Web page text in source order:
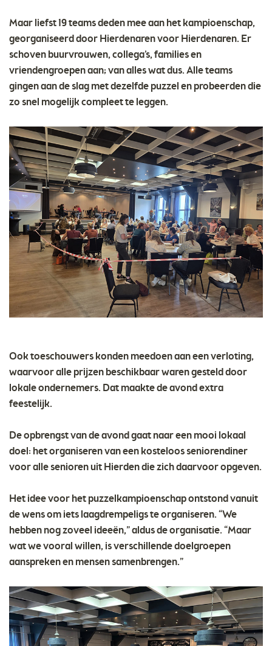
Maar liefst 19 teams deden mee aan het kampioenschap,
georganiseerd door Hierdenaren voor Hierdenaren. Er
schoven buurvrouwen, collega’s, families en
vriendengroepen aan; van alles wat dus. Alle teams
gingen aan de slag met dezelfde puzzel en probeerden die
zo snel mogelijk compleet te leggen.
Ook toeschouwers konden meedoen aan een verloting,
waarvoor alle prijzen beschikbaar waren gesteld door
lokale ondernemers. Dat maakte de avond extra
feestelijk.
De opbrengst van de avond gaat naar een mooi lokaal
doel: het organiseren van een kosteloos seniorendiner
voor alle senioren uit Hierden die zich daarvoor opgeven.
Het idee voor het puzzelkampioenschap ontstond vanuit
de wens om iets laagdrempeligs te organiseren. “We
hebben nog zoveel ideeën,” aldus de organisatie. “Maar
wat we vooral willen, is verschillende doelgroepen
aanspreken en mensen samenbrengen.”